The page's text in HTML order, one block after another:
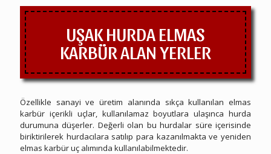
UŞAK HURDA ELMAS
KARBÜR ALAN YERLER
Özellikle sanayi ve üretim alanında sıkça kullanılan elmas
karbür içerikli uçlar, kullanılamaz boyutlara ulaşınca hurda
durumuna düşerler. Değerli olan bu hurdalar süre içerisinde
biriktirilerek hurdacılara satılıp para kazanılmakta ve yeniden
elmas karbür uç alımında kullanılabilmektedir.